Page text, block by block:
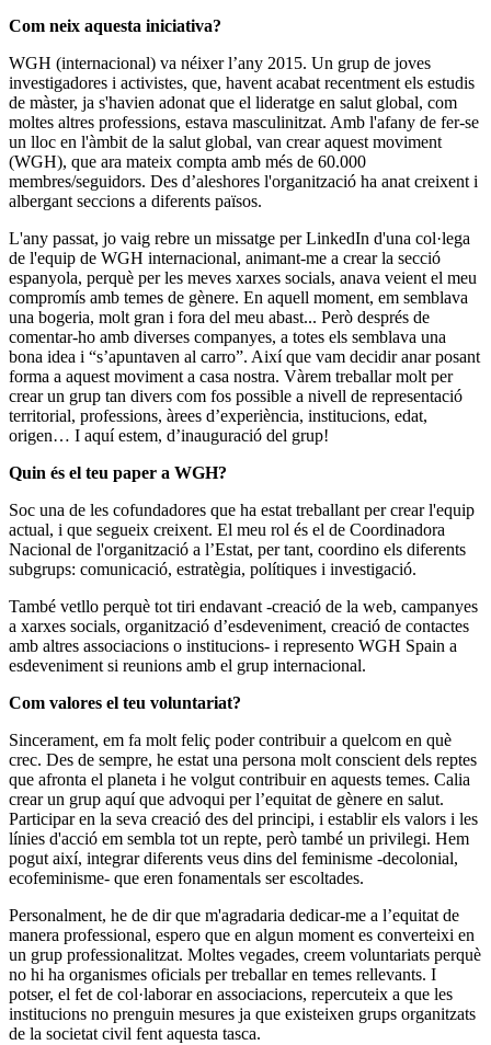
Com neix aquesta iniciativa?
WGH (internacional) va néixer l’any 2015. Un grup de joves
investigadores i activistes, que, havent acabat recentment els estudis
de màster, ja s'havien adonat que el lideratge en salut global, com
moltes altres professions, estava masculinitzat. Amb l'afany de fer-se
un lloc en l'àmbit de la salut global, van crear aquest moviment
(WGH), que ara mateix compta amb més de 60.000
membres/seguidors. Des d’aleshores l'organització ha anat creixent i
albergant seccions a diferents països.
L'any passat, jo vaig rebre un missatge per LinkedIn d'una col·lega
de l'equip de WGH internacional, animant-me a crear la secció
espanyola, perquè per les meves xarxes socials, anava veient el meu
compromís amb temes de gènere. En aquell moment, em semblava
una bogeria, molt gran i fora del meu abast... Però després de
comentar-ho amb diverses companyes, a totes els semblava una
bona idea i “s’apuntaven al carro”. Així que vam decidir anar posant
forma a aquest moviment a casa nostra. Vàrem treballar molt per
crear un grup tan divers com fos possible a nivell de representació
territorial, professions, àrees d’experiència, institucions, edat,
origen… I aquí estem, d’inauguració del grup!
Quin és el teu paper a WGH?
Soc una de les cofundadores que ha estat treballant per crear l'equip
actual, i que segueix creixent. El meu rol és el de Coordinadora
Nacional de l'organització a l’Estat, per tant, coordino els diferents
subgrups: comunicació, estratègia, polítiques i investigació.
També vetllo perquè tot tiri endavant -creació de la web, campanyes
a xarxes socials, organització d’esdeveniment, creació de contactes
amb altres associacions o institucions- i represento WGH Spain a
esdeveniment si reunions amb el grup internacional.
Com valores el teu voluntariat?
Sincerament, em fa molt feliç poder contribuir a quelcom en què
crec. Des de sempre, he estat una persona molt conscient dels reptes
que afronta el planeta i he volgut contribuir en aquests temes. Calia
crear un grup aquí que advoqui per l’equitat de gènere en salut.
Participar en la seva creació des del principi, i establir els valors i les
línies d'acció em sembla tot un repte, però també un privilegi. Hem
pogut així, integrar diferents veus dins del feminisme -decolonial,
ecofeminisme- que eren fonamentals ser escoltades.
Personalment, he de dir que m'agradaria dedicar-me a l’equitat de
manera professional, espero que en algun moment es converteixi en
un grup professionalitzat. Moltes vegades, creem voluntariats perquè
no hi ha organismes oficials per treballar en temes rellevants. I
potser, el fet de col·laborar en associacions, repercuteix a que les
institucions no prenguin mesures ja que existeixen grups organitzats
de la societat civil fent aquesta tasca.